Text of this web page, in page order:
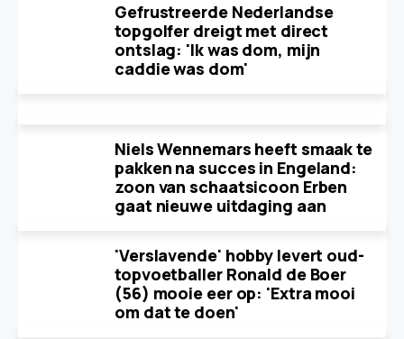
Gefrustreerde Nederlandse
topgolfer dreigt met direct
ontslag: 'Ik was dom, mijn
caddie was dom'
Niels Wennemars heeft smaak te
pakken na succes in Engeland:
zoon van schaatsicoon Erben
gaat nieuwe uitdaging aan
'Verslavende' hobby levert oud-
topvoetballer Ronald de Boer
(56) mooie eer op: 'Extra mooi
om dat te doen'